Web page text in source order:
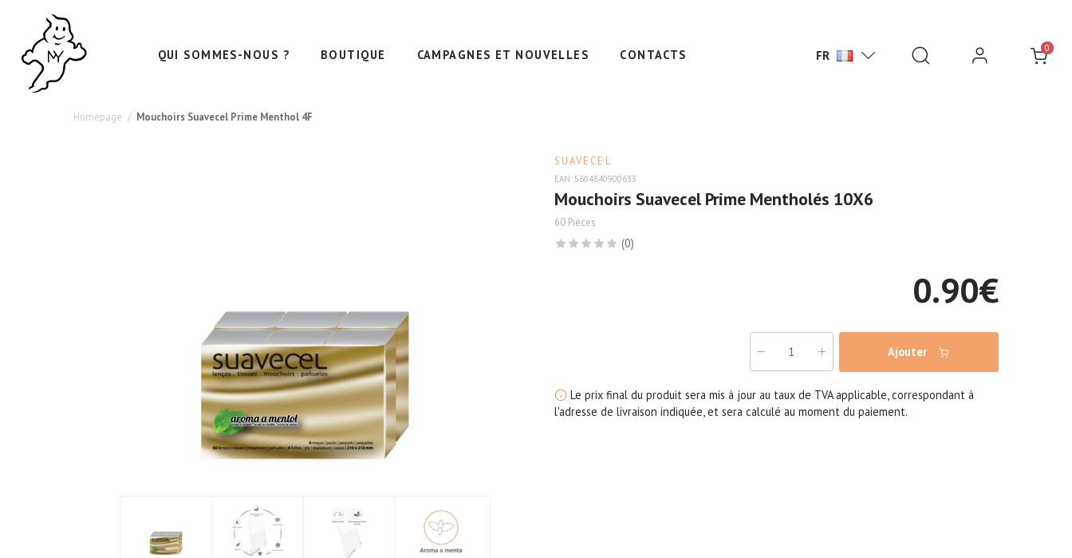
QUI SOMMES-NOUS ? BOUTIQUE CAMPAGNES ET NOUVELLES CONTACTS FR
0
Homepage Mouchoirs Suavecel Prime Menthol 4F
SUAVECEL
EAN: 5604840900633
Mouchoirs Suavecel Prime Mentholés 10X6
60 Pièces
(0)
0.90€
Ajouter
Le prix final du produit sera mis à jour au taux de TVA applicable, correspondant à
l'adresse de livraison indiquée, et sera calculé au moment du paiement.
Mouchoirs
Suavecel
Prime
Menthol
Découvrez
sensation
rafraîchissante